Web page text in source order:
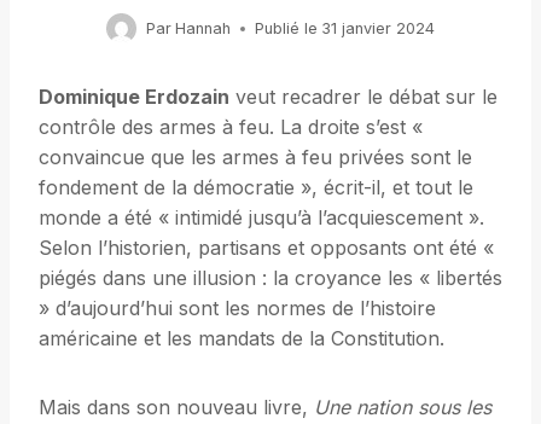
Par Hannah Publié le 31 janvier 2024
Dominique Erdozain veut recadrer le débat sur le
contrôle des armes à feu. La droite s’est «
convaincue que les armes à feu privées sont le
fondement de la démocratie », écrit-il, et tout le
monde a été « intimidé jusqu’à l’acquiescement ».
Selon l’historien, partisans et opposants ont été «
piégés dans une illusion : la croyance les « libertés
» d’aujourd’hui sont les normes de l’histoire
américaine et les mandats de la Constitution.
Mais dans son nouveau livre, Une nation sous les